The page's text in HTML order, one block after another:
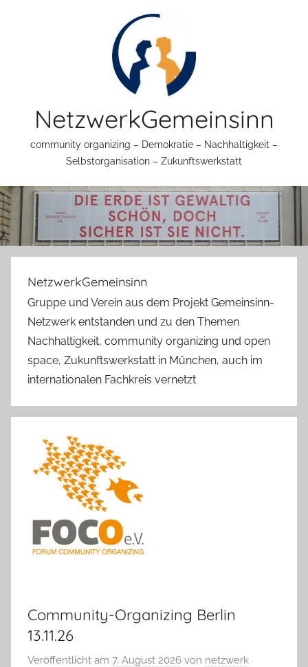
NetzwerkGemeinsinn
community organizing – Demokratie – Nachhaltigkeit –
Selbstorganisation – Zukunftswerkstatt
NetzwerkGemeinsinn
Gruppe und Verein aus dem Projekt Gemeinsinn-
Netzwerk entstanden und zu den Themen
Nachhaltigkeit, community organizing und open
space, Zukunftswerkstatt in München, auch im
internationalen Fachkreis vernetzt
Community-Organizing Berlin
13.11.26
Veröffentlicht am 7. August 2026 von netzwerk